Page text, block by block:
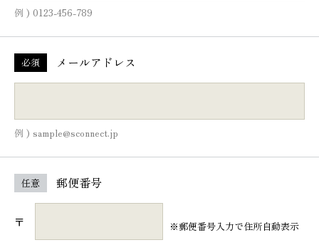
例 ) 0123-456-789
必須 メールアドレス
例 ) sample@sconnect.jp
任意 郵便番号
〒
※郵便番号入力で住所自動表示